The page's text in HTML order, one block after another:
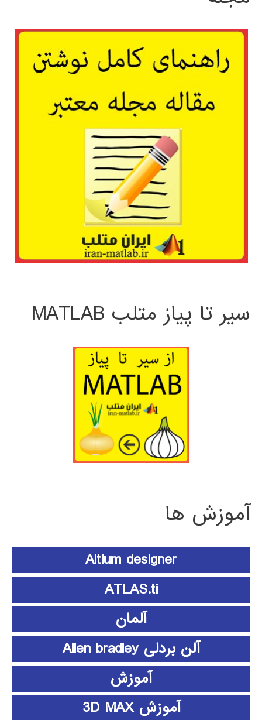
سیر تا پیاز متلب MATLAB
آموزش ها
Altium designer
ATLAS.ti
آلمان
آلن بردلی Allen bradley
آموزش
آموزش 3D MAX